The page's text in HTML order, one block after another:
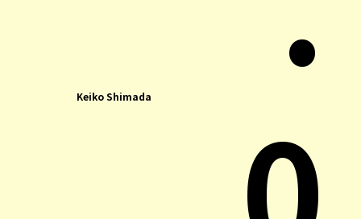
Keiko Shimada